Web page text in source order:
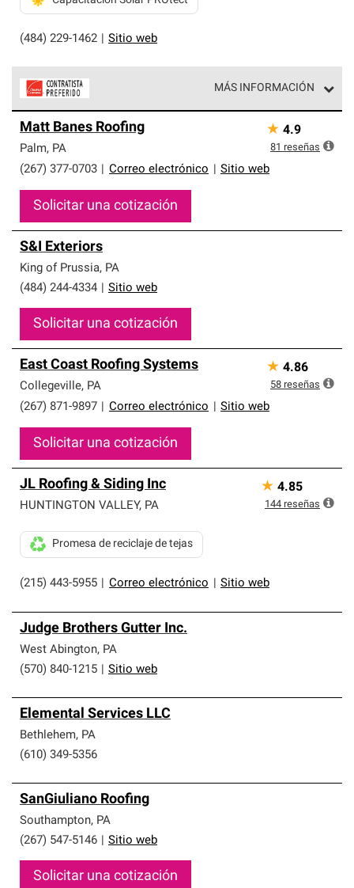
(484) 229-1462 Sitio web
MÁS INFORMACIÓN
parte de una red exclusiva de profesionales de techos
que cumplen con altos estándares y requisitos estrictos
de profesionalismo y confiabilidad.
Matt Banes Roofing
Palm, PA
(267) 377-0703
Correo electrónico Sitio web
Solicitar una cotización
★ 4.9
81 reseñas
S&I Exteriors
King of Prussia, PA
(484) 244-4334
Sitio web
Solicitar una cotización
East Coast Roofing Systems
Collegeville, PA
(267) 871-9897
Correo electrónico Sitio web
Solicitar una cotización
★ 4.86
58 reseñas
JL Roofing & Siding Inc
HUNTINGTON VALLEY, PA
(215) 443-5955 Correo electrónico Sitio web
Promesa de reciclaje de tejas
★ 4.85
144 reseñas
Judge Brothers Gutter Inc.
West Abington, PA
(570) 840-1215
Sitio web
Elemental Services LLC
Bethlehem, PA
(610) 349-5356
SanGiuliano Roofing
Southampton, PA
(267) 547-5146
Sitio web
Solicitar una cotización